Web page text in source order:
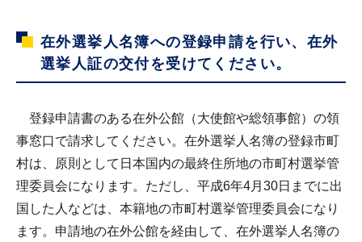
在外選挙人名簿への登録申請を行い、在外
選挙人証の交付を受けてください。
登録申請書のある在外公館（大使館や総領事館）の領
事窓口で請求してください。在外選挙人名簿の登録市町
村は、原則として日本国内の最終住所地の市町村選挙管
理委員会になります。ただし、平成6年4月30日までに出
国した人などは、本籍地の市町村選挙管理委員会になり
ます。申請地の在外公館を経由して、在外選挙人名簿の